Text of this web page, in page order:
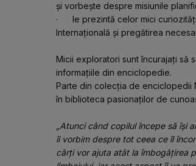
și vorbește despre misiunile
·      le prezintă celor mici
Internațională și pregătirea
Micii exploratori sunt încurajați să
informațiile din enciclopedie.
Parte din colecția de enciclopedii
în biblioteca pasionaților de
„Atunci când copilul începe să își
îi vorbim despre tot ceea ce îl
cărți vor ajuta atât la îmbogățirea